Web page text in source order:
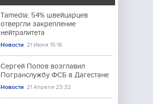
Tamedia: 54% швейцарцев
отвергли закрепление
нейтралитета
Новости 21 Июня 15:16
Сергей Попов возглавил
Погранслужбу ФСБ в Дагестане
Новости 21 Апреля 23:32